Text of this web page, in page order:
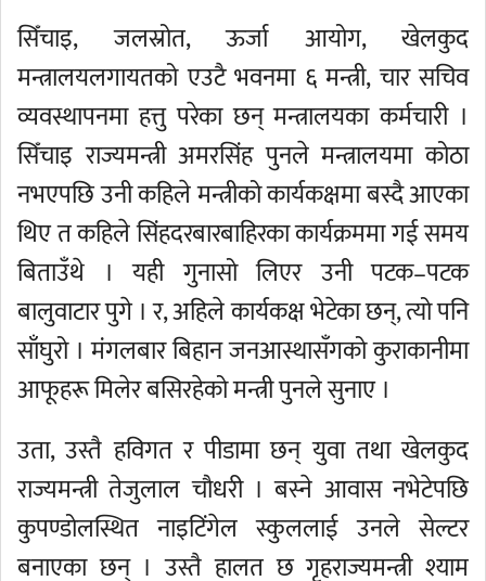
सिँचाइ, जलस्रोत, ऊर्जा आयोग, खेलकुद
मन्त्रालयलगायतको एउटै भवनमा ६ मन्त्री, चार सचिव
व्यवस्थापनमा हत्तु परेका छन् मन्त्रालयका कर्मचारी ।
सिँचाइ राज्यमन्त्री अमरसिंह पुनले मन्त्रालयमा कोठा
नभएपछि उनी कहिले मन्त्रीको कार्यकक्षमा बस्दै आएका
थिए त कहिले सिंहदरबारबाहिरका कार्यक्रममा गई समय
बिताउँथे । यही गुनासो लिएर उनी पटक–पटक
बालुवाटार पुगे । र, अहिले कार्यकक्ष भेटेका छन्, त्यो पनि
साँघुरो । मंगलबार बिहान जनआस्थासँगको कुराकानीमा
आफूहरू मिलेर बसिरहेको मन्त्री पुनले सुनाए ।
उता, उस्तै हविगत र पीडामा छन् युवा तथा खेलकुद
राज्यमन्त्री तेजुलाल चौधरी । बस्ने आवास नभेटेपछि
कुपण्डोलस्थित नाइटिंगेल स्कुललाई उनले सेल्टर
बनाएका छन् । उस्तै हालत छ गृहराज्यमन्त्री श्याम